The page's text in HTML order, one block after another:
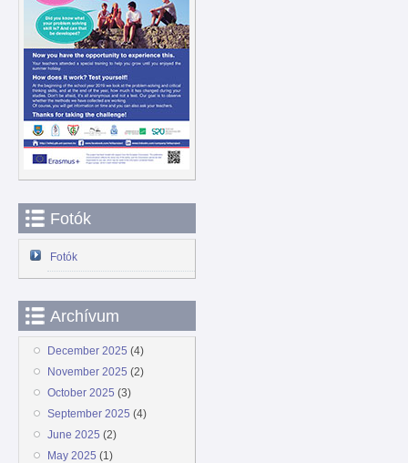
Fotók
Fotók
Archívum
December 2025 (4)
November 2025 (2)
October 2025 (3)
September 2025 (4)
June 2025 (2)
May 2025 (1)